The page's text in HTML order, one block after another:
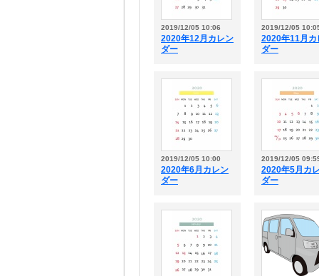
2019/12/05 10:06
2020年12月カレン
ダー
2019/12/05
2020年11月カ
ダー
2019/12/05 10:00
2020年6月カレン
ダー
2019/12/05
2020年5月カ
ダー